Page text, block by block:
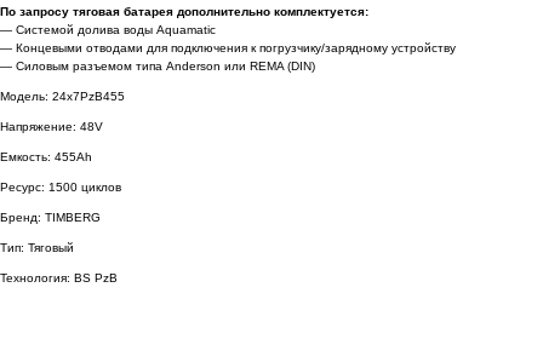
По запросу тяговая батарея дополнительно комплектуется:
— Системой долива воды Aquamatic
— Концевыми отводами для подключения к погрузчику/зарядному устройству
— Силовым разъемом типа Anderson или REMA (DIN)
Модель: 24x7PzB455
Напряжение: 48V
Емкость: 455Ah
Ресурс: 1500 циклов
Бренд: TIMBERG
Тип: Тяговый
Технология: BS PzB